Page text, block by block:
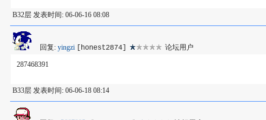
B32层 发表时间: 06-06-16 08:08
回复: yingzi [honest2874] 论坛用户
287468391
B33层 发表时间: 06-06-18 08:14